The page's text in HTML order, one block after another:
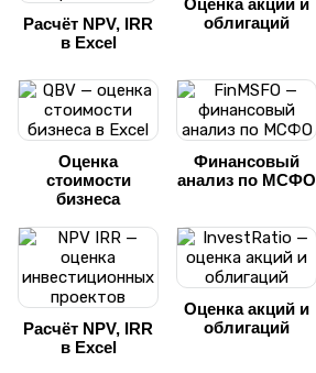
Расчёт NPV, IRR
в Excel
облигаций
Оценка
стоимости
бизнеса
Финансовый
анализ по МСФО
Расчёт NPV, IRR
в Excel
Оценка акций и
облигаций